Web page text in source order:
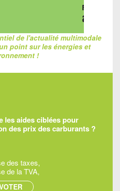
de l'actualité multimodale
point sur les énergies et
!
les aides ciblées pour
des prix des carburants ?
des taxes,
de la TVA,